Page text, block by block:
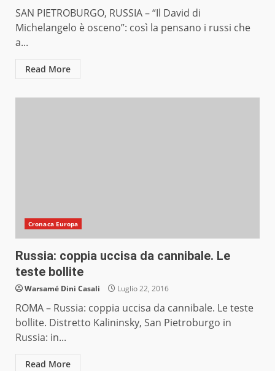
SAN PIETROBURGO, RUSSIA – “Il David di
Michelangelo è osceno”: così la pensano i russi che
a...
Read More
Cronaca Europa
Russia: coppia uccisa da cannibale. Le
teste bollite
Warsamé Dini Casali Luglio 22, 2016
ROMA – Russia: coppia uccisa da cannibale. Le teste
bollite. Distretto Kalininsky, San Pietroburgo in
Russia: in...
Read More